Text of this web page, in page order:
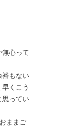
無心って
裕もない
くこう
思ってい
ままご